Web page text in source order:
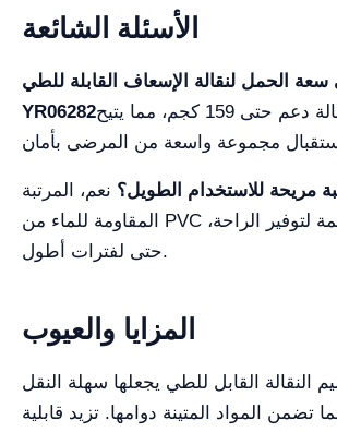
الأسئلة الشائعة
الحمل لنقالة الإسعاف القابلة للطي
يمكن للنقالة دعم حتى 159 كجم، مما يتيح
مريحة للاستخدام الطويل؟ نعم، المرتبة
المقاومة للماء من PVC المتضمنة مصممة لتوفير الراحة،
حتى لفترات أطول.
المزايا والعيوب
النقالة القابل للطي يجعلها سهلة النقل
تضمن المواد المتينة دوامها. تزيد قابلية